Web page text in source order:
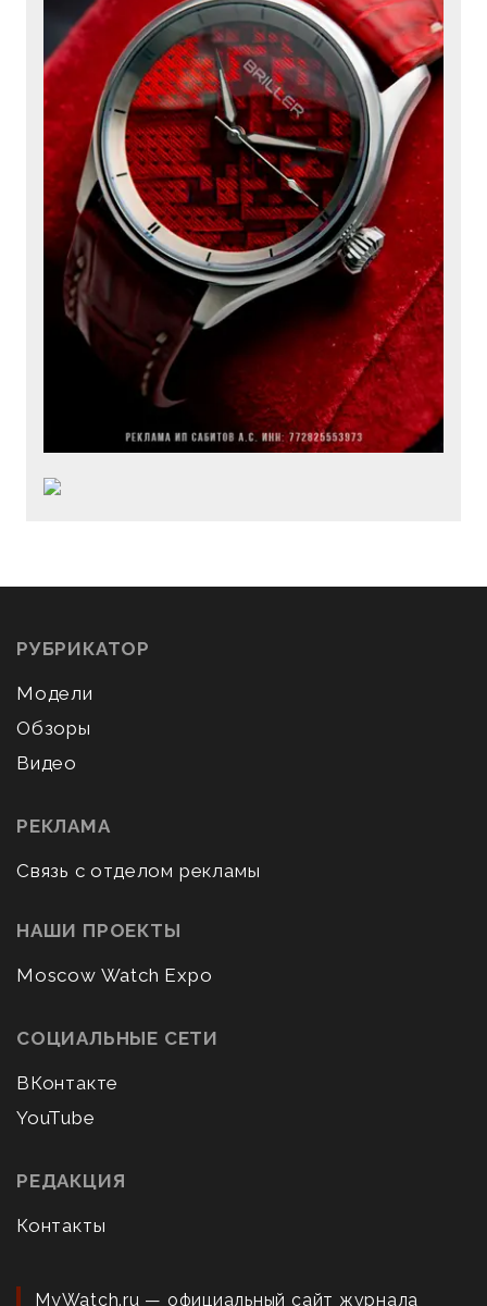
РУБРИКАТОР
Модели
Обзоры
Видео
РЕКЛАМА
Связь с отделом рекламы
НАШИ ПРОЕКТЫ
Moscow Watch Expo
СОЦИАЛЬНЫЕ СЕТИ
ВКонтакте
YouTube
РЕДАКЦИЯ
Контакты
MyWatch.ru — официальный сайт журнала